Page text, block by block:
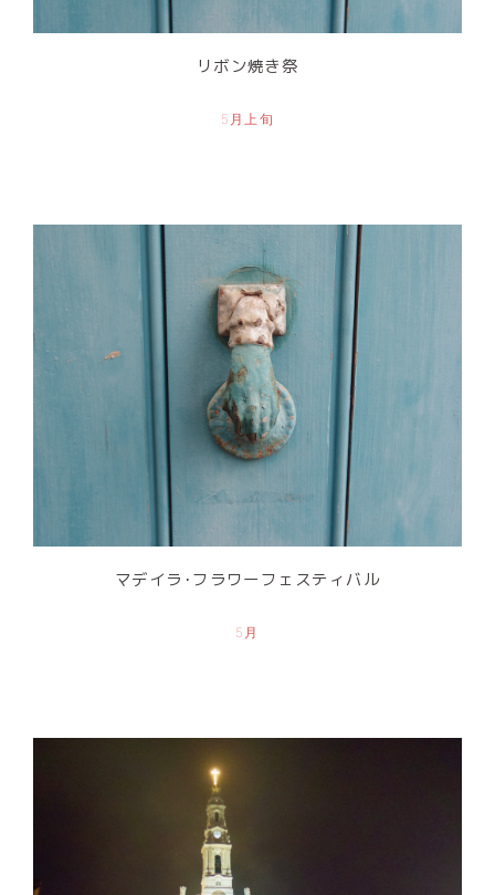
リボン焼き祭
5月上旬
マデイラ･フラワーフェスティバル
5月